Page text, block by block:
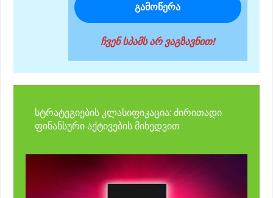
ჩვენ სპამს არ ვაგზავნით!
სტრატეგიების კლასიფიკაცია: ძირითადი
ფინანსური აქტივების მიხედვით